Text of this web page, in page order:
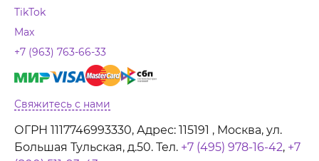
TikTok
Max
+7 (963) 763-66-33
Свяжитесь с нами
ОГРН 1117746993330, Адрес: 115191 , Москва, ул.
Большая Тульская, д.50. Тел. +7 (495) 978-16-42, +7